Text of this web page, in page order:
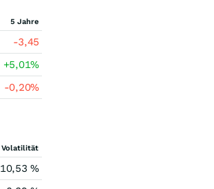
5 Jahre
-3,45
+5,01%
-0,20%
Volatilität
10,53 %